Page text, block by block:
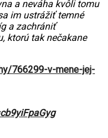
a neváha kvôli tomu
im ustrážiť temné
a zachrániť
ktorú tak nečakane
766299-v-mene-jej-